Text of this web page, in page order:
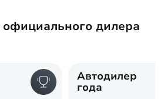
дилера
Автодилер
года